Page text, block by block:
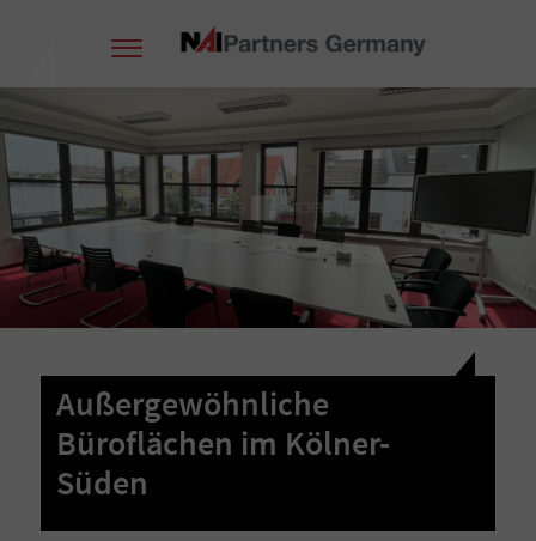
Außergewöhnliche
Büroflächen im Kölner-
Süden